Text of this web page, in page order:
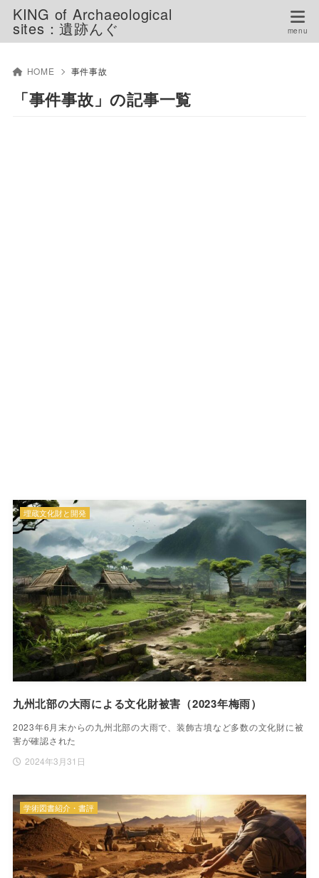
KING of Archaeological
sites：遺跡んぐ
HOME 事件事故
「事件事故」の記事一覧
九州北部の大雨による文化財被害（2023年梅雨）
2023年6月末からの九州北部の大雨で、装飾古墳など多数の文化財に被
害が確認された
2024年3月31日
埋蔵文化財と開発
学術図書紹介・書評